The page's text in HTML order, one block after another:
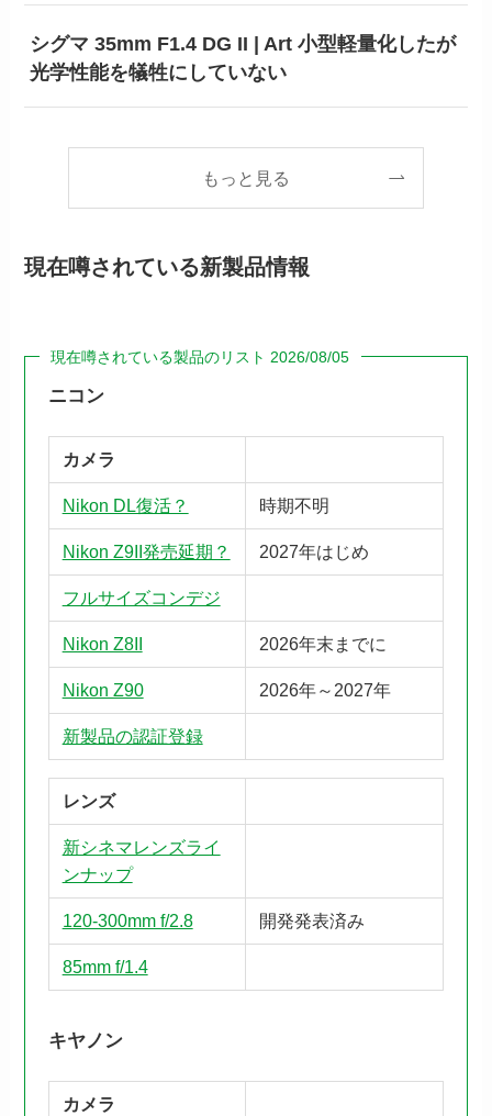
シグマ 35mm F1.4 DG II | Art 小型軽量化したが
光学性能を犠牲にしていない
もっと見る
現在噂されている新製品情報
現在噂されている製品のリスト 2026/08/05
ニコン
カメラ
Nikon DL復活？ 時期不明
Nikon Z9II発売延期？ 2027年はじめ
フルサイズコンデジ
Nikon Z8II 2026年末までに
Nikon Z90 2026年～2027年
新製品の認証登録
レンズ
新シネマレンズライ
ンナップ
120-300mm f/2.8 開発発表済み
85mm f/1.4
キヤノン
カメラ